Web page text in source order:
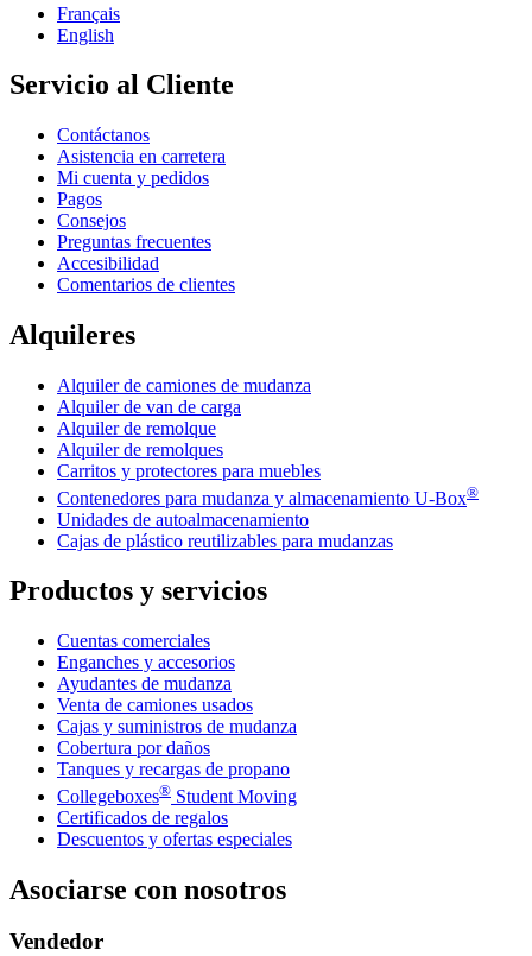
Français
English
Servicio al Cliente
Contáctanos
Asistencia en carretera
Mi cuenta y pedidos
Pagos
Consejos
Preguntas frecuentes
Accesibilidad
Comentarios de clientes
Alquileres
Alquiler de camiones de mudanza
Alquiler de van de carga
Alquiler de remolque
Alquiler de remolques
Carritos y protectores para muebles
Contenedores para mudanza y almacenamiento U-Box®
Unidades de autoalmacenamiento
Cajas de plástico reutilizables para mudanzas
Productos y servicios
Cuentas comerciales
Enganches y accesorios
Ayudantes de mudanza
Venta de camiones usados
Cajas y suministros de mudanza
Cobertura por daños
Tanques y recargas de propano
Collegeboxes® Student Moving
Certificados de regalos
Descuentos y ofertas especiales
Asociarse con nosotros
Vendedor